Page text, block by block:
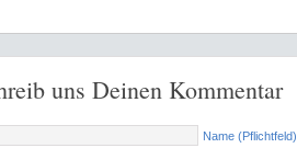
uns Deinen Kommentar
Name (Pflichtfeld)